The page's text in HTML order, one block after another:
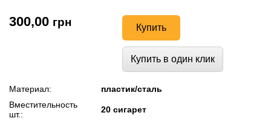
300,00 грн Купить
Купить в один клик
Материал:
пластик/сталь
Вместительность
шт.:
20 сигарет